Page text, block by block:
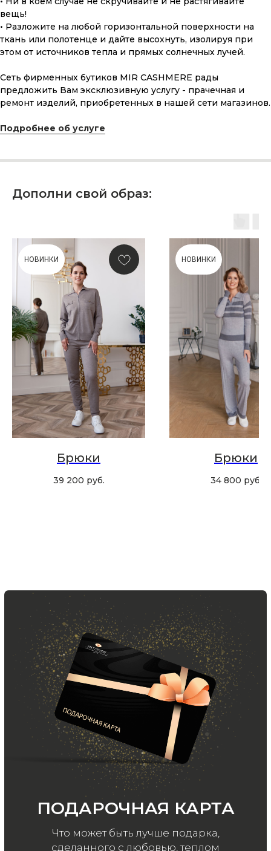
вещь!
• Разложите на любой горизонтальной поверхности на
ткань или полотенце и дайте высохнуть, изолируя при
этом от источников тепла и прямых солнечных лучей.
Сеть фирменных бутиков MIR CASHMERE рады
предложить Вам эксклюзивную услугу - прачечная и
ремонт изделий, приобретенных в нашей сети магазинов.
Подробнее об услуге
Дополни свой образ:
НОВИНКИ
Брюки
39 200 руб.
НОВИНКИ
Брюки
34 800 руб.
ПОДАРОЧНАЯ КАРТА
Что может быть лучше подарка,
КУПИТЬ КАРТУ
Скидка 10% за подписку
на Телеграм канал
Хотите быть в курсе всех новинок
и акций, подпишитесь на email рассылку
Ваш e-mail
Новинки, акции, подарки
и модный журнал — всё это
в нашем телеграмм канале:
MIR CASHMERE Official
ООО «МИР КАШЕМИРА» © 2023
Все права защищены.
конфиденциальности